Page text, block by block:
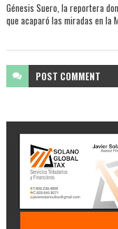
Génesis Suero, la reportera
que acaparó las miradas en la
POST COMMENT